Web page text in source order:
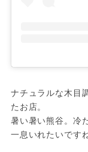
ナチュラルな木目
たお店。
暑い暑い熊谷。冷
一息いれたいですね